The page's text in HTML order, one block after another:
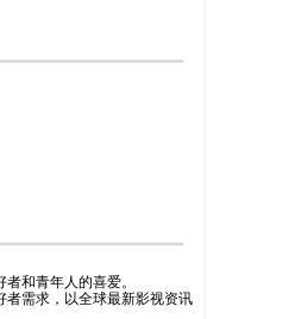
和青年人的喜爱。
者需求，以全球最新影视资讯